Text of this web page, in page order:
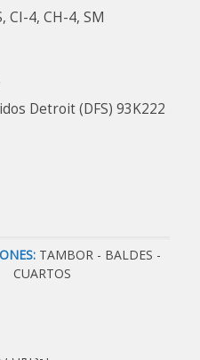
CI-4, CH-4, SM
Detroit (DFS) 93K222
TAMBOR - BALDES -
CUARTOS